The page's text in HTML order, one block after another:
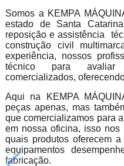
Somos a KEMPA
estado de Santa
reposição e assistência
construção civil
experiência, nossos
técnico para avaliar
comercializados,
Aqui na KEMPA
peças apenas, mas
que comercializamos para
em nossa oficina, isso nos
quais produtos oferecem
equipamentos
fabricação.